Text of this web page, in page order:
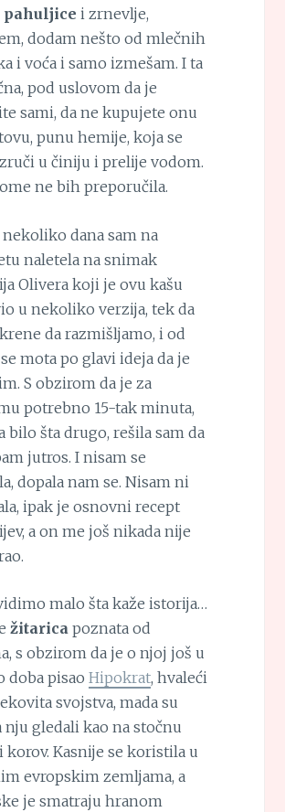
pahuljice i zrnevlje,
dodam nešto od mlečnih
i voća i samo izmešam. I ta
pod uslovom da je
sami, da ne kupujete onu
punu hemije, koja se
u činiju i prelije vodom.
ne bih preporučila.
dana sam na
naletela na snimak
Olivera koji je ovu kašu
u nekoliko verzija, tek da
da razmišljamo, i od
mota po glavi ideja da je
S obzirom da je za
potrebno 15-tak minuta,
bilo šta drugo, rešila sam da
jutros. I nisam se
dopala nam se. Nisam ni
ipak je osnovni recept
a on me još nikada nije
malo šta kaže istorija…
žitaricapoznata od
s obzirom da je o njoj još u
doba pisao Hipokrat, hvaleći
svojstva, mada su
nju gledali kao na stočnu
korov. Kasnije se koristila u
evropskim zemljama, a
je smatraju hranom